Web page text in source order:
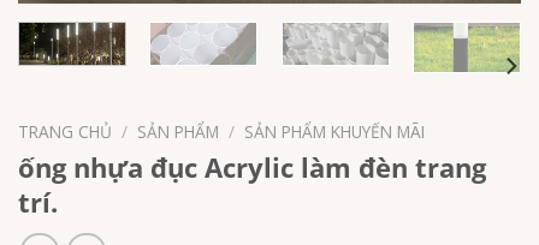
TRANG CHỦ / SẢN PHẨM / SẢN PHẨM KHUYẾN MÃI
ống nhựa đục Acrylic làm đèn trang
trí.